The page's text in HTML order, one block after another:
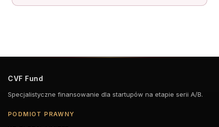
CVF Fund
Specjalistyczne finansowanie dla startupów na etapie serii A/B.
PODMIOT PRAWNY